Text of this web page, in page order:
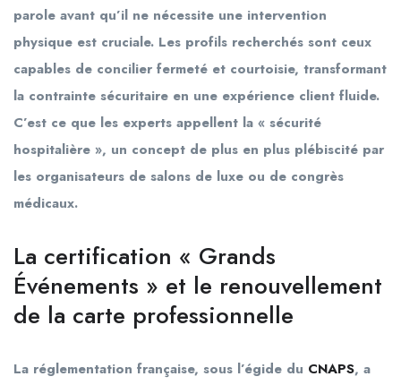
parole avant qu’il ne nécessite une intervention
physique est cruciale. Les profils recherchés sont ceux
capables de concilier fermeté et courtoisie, transformant
la contrainte sécuritaire en une expérience client fluide.
C’est ce que les experts appellent la « sécurité
hospitalière », un concept de plus en plus plébiscité par
les organisateurs de salons de luxe ou de congrès
médicaux.
La certification « Grands
Événements » et le renouvellement
de la carte professionnelle
La réglementation française, sous l’égide du CNAPS, a